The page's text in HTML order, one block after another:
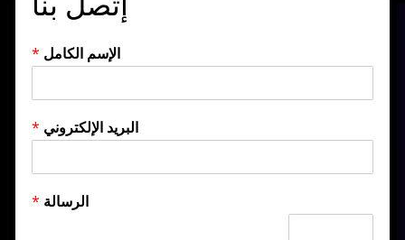
الإسم الكامل *
البريد الإلكتروني *
الرسالة *